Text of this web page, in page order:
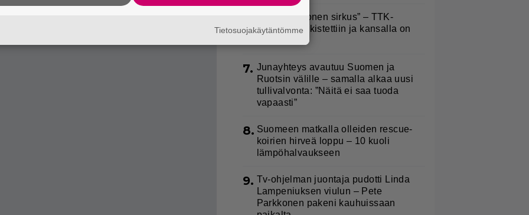
”Että semmonen sirkus” – TTK-
kilpailijat julkistettiin ja kansalla on
7. Junayhteys avautuu Suomen ja
Ruotsin välille – samalla alkaa uusi
tullivalvonta: ”Näitä ei saa tuoda
vapaasti”
8. Suomeen matkalla olleiden rescue-
koirien hirveä loppu – 10 kuoli
lämpöhalvaukseen
9. Tv-ohjelman juontaja pudotti Linda
Lampeniuksen viulun – Pete
Parkkonen pakeni kauhuissaan
Tietosuojakäytäntömme